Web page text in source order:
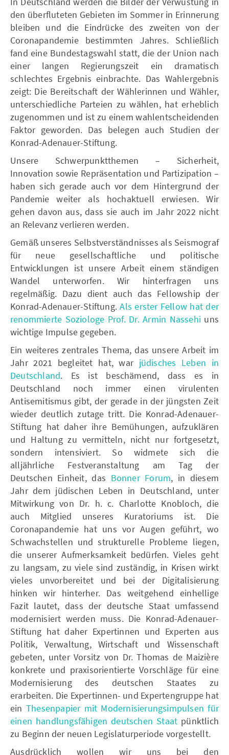
den überfluteten Gebieten im Sommer in Erinnerung
bleiben und die Eindrücke des zweiten von der
Coronapandemie bestimmten Jahres. Schließlich
fand eine Bundestagswahl statt, die der Union nach
einer langen Regierungszeit ein dramatisch
schlechtes Ergebnis einbrachte. Das Wahlergebnis
zeigt: Die Bereitschaft der Wählerinnen und Wähler,
unterschiedliche Parteien zu wählen, hat erheblich
zugenommen und ist zu einem wahlentscheidenden
Faktor geworden. Das belegen auch Studien der
Konrad-Adenauer-Stiftung.
Unsere Schwerpunktthemen – Sicherheit,
Innovation sowie Repräsentation und Partizipation –
haben sich gerade auch vor dem Hintergrund der
Pandemie weiter als hochaktuell erwiesen. Wir
gehen davon aus, dass sie auch im Jahr 2022 nicht
an Relevanz verlieren werden.
Gemäß unseres Selbstverständnisses als Seismograf
für neue gesellschaftliche und politische
Entwicklungen ist unsere Arbeit einem ständigen
Wandel unterworfen. Wir hinterfragen uns
regelmäßig. Dazu dient auch das Fellowship der
Konrad-Adenauer-Stiftung.Als erster Fellow hat der
renommierte Soziologe Prof. Dr. Armin Nassehiuns
wichtige Impulse gegeben.
Ein weiteres zentrales Thema, das unsere Arbeit im
Jahr 2021 begleitet hat, war jüdisches Leben in
Deutschland. Es ist beschämend, dass es in
Deutschland noch immer einen virulenten
Antisemitismus gibt, der gerade in der jüngsten Zeit
wieder deutlich zutage tritt. Die Konrad-Adenauer-
Stiftung hat daher ihre Bemühungen, aufzuklären
und Haltung zu vermitteln, nicht nur fortgesetzt,
sondern intensiviert. So widmete sich die
alljährliche Festveranstaltung am Tag der
Deutschen Einheit, das Bonner Forum, in diesem
Jahr dem jüdischen Leben in Deutschland, unter
Mitwirkung von Dr. h. c. Charlotte Knobloch, die
auch Mitglied unseres Kuratoriums ist. Die
Coronapandemie hat uns vor Augen geführt, wo
Schwachstellen und strukturelle Probleme liegen,
die unserer Aufmerksamkeit bedürfen. Vieles geht
zu langsam, zu viele sind zuständig, in Krisen wirkt
vieles unvorbereitet und bei der Digitalisierung
hinken wir hinterher. Das weitgehend einhellige
Fazit lautet, dass der deutsche Staat umfassend
modernisiert werden muss. Die Konrad-Adenauer-
Stiftung hat daher Expertinnen und Experten aus
Politik, Verwaltung, Wirtschaft und Wissenschaft
gebeten, unter Vorsitz von Dr. Thomas de Maizière
konkrete und praxisorientierte Vorschläge für eine
Modernisierung des deutschen Staates zu
erarbeiten. Die Expertinnen- und Expertengruppe hat
ein Thesenpapier mit Modernisierungsimpulsen für
einen handlungsfähigen deutschen Staat pünktlich
zu Beginn der neuen Legislaturperiode vorgestellt.
Ausdrücklich wollen wir uns bei den